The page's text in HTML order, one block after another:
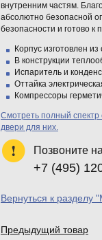
внутренним частям.
абсолютно безопасной
безопасности и готово к
Корпус изготовлен
В конструкции
Испаритель и
Оттайка
Компрессоры
Смотреть полный
двери для них.
Позвоните
+7 (495)
Вернуться к разделу
Предыдущий товар